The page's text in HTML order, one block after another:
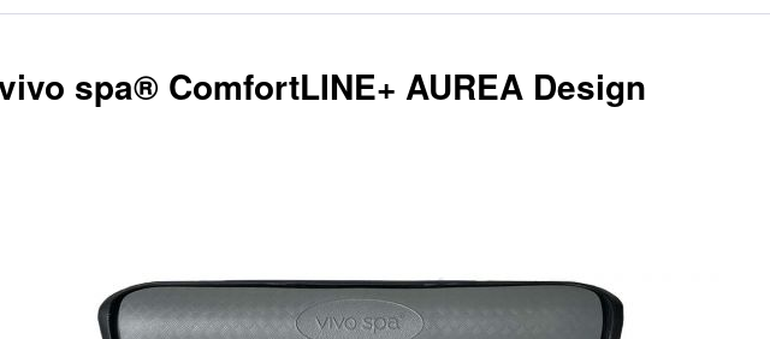
spa® ComfortLINE+ AUREA Design